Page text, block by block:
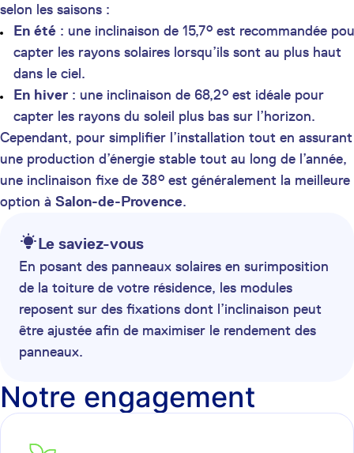
selon les saisons :
En été : une inclinaison de 15,7° est recommandée
capter les rayons solaires lorsqu’ils sont au plus haut
dans le ciel.
En hiver : une inclinaison de 68,2° est idéale pour
capter les rayons du soleil plus bas sur l’horizon.
Cependant, pour simplifier l’installation tout en assurant
une production d’énergie stable tout au long de l’année,
une inclinaison fixe de 38° est généralement la meilleure
option à Salon-de-Provence.
Le saviez-vous
En posant des panneaux solaires en surimposition
de la toiture de votre résidence, les modules
reposent sur des fixations dont l’inclinaison peut
être ajustée afin de maximiser le rendement des
panneaux.
Notre engagement